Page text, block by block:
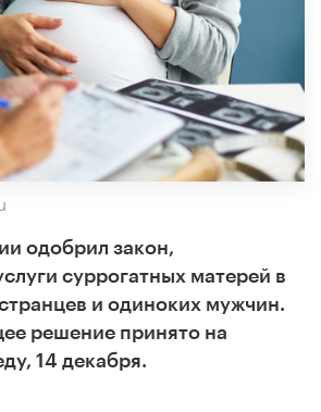
одобрил закон,
суррогатных матерей в
и одиноких мужчин.
решение принято на
14 декабря.